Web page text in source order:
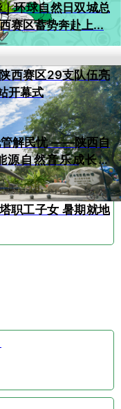
环球自然日双城总
昌站圆满收官 陕西赛区蓄势奔赴上...
西赛区29支队伍亮
开幕式
管解民忧 ——陕西自
源自然音乐成长营
职工子女 暑期就地